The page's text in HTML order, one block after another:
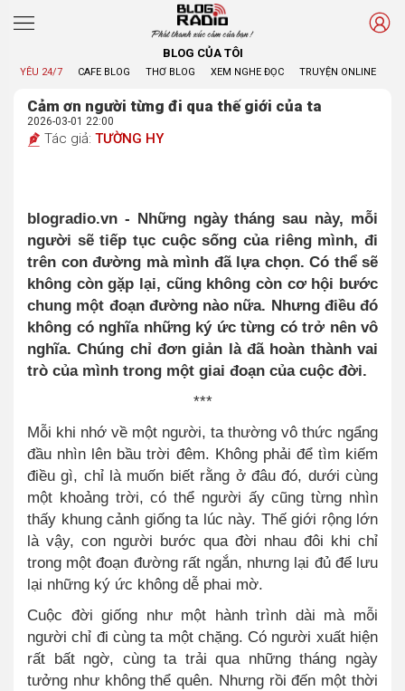
Phát thanh xúc cảm của bạn !
BLOG CỦA TÔI
YÊU 24/7 CAFE BLOG THƠ BLOG XEM NGHE ĐỌC TRUYỆN ONLINE
Cảm ơn người từng đi qua thế giới của ta
2026-03-01 22:00
Tác giả: TƯỜNG HY
blogradio.vn - Những ngày tháng sau này, mỗi
người sẽ tiếp tục cuộc sống của riêng mình, đi
trên con đường mà mình đã lựa chọn. Có thể sẽ
không còn gặp lại, cũng không còn cơ hội bước
chung một đoạn đường nào nữa. Nhưng điều đó
không có nghĩa những ký ức từng có trở nên vô
nghĩa. Chúng chỉ đơn giản là đã hoàn thành vai
trò của mình trong một giai đoạn của cuộc đời.
***
Mỗi khi nhớ về một người, ta thường vô thức ngẩng
đầu nhìn lên bầu trời đêm. Không phải để tìm kiếm
điều gì, chỉ là muốn biết rằng ở đâu đó, dưới cùng
một khoảng trời, có thể người ấy cũng từng nhìn
thấy khung cảnh giống ta lúc này. Thế giới rộng lớn
là vậy, con người bước qua đời nhau đôi khi chỉ
trong một đoạn đường rất ngắn, nhưng lại đủ để lưu
lại những ký ức không dễ phai mờ.
Cuộc đời giống như một hành trình dài mà mỗi
người chỉ đi cùng ta một chặng. Có người xuất hiện
rất bất ngờ, cùng ta trải qua những tháng ngày
tưởng như không thể quên. Nhưng rồi đến một thời